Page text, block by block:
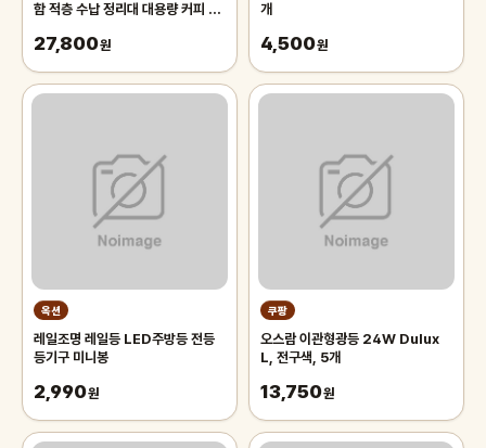
함 적층 수납 정리대 대용량 커피 트
27,800원
개
4,500원
옥션
레일조명 레일등 LED주방등 전등
등기구 미니봉
2,990원
쿠팡
오스람 이관형광등 24W Dulux
L, 전구색, 5개
13,750원